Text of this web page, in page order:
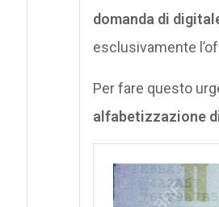
domanda di
esclusivamente
Per fare questo
alfabetizzazione